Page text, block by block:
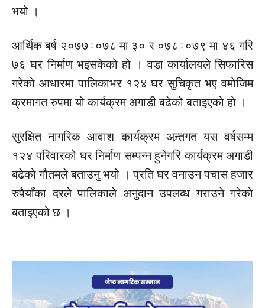
भयो ।
आर्थिक बर्ष २०७७÷०७८ मा ३० र ०७८÷०७९ मा ४६ गरि
७६ घर निर्माण भइसकेको हो । वडा कार्यालयले सिफारिस
गरेको आधारमा पालिकाभर १२४ घर सुचिकृत भए वमोजिम
क्रमागत रुपमा यो कार्यक्रम अगाडी बढेको बताइएको हो ।
सुरक्षित नागरिक आवाश कार्यक्रम अन्र्तगत यस वर्षसम्म
१२४ परिवारको घर निर्माण सम्पन्न हुनेगरि कार्यक्रम अगाडी
बढेको गौतमले बताउनु भयो । प्रति घर वनाउन पचास हजार
रुपैयाँका दरले पालिकाले अनुदान उपलब्ध गराउने गरेको
बताइएको छ ।